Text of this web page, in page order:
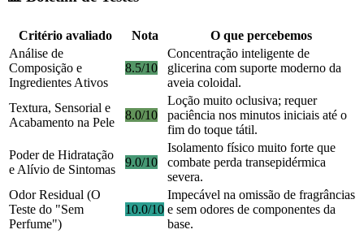
Critério avaliado Nota
O que percebemos
Análise de
Composição e
Ingredientes Ativos
8.5/10
Concentração inteligente de
glicerina com suporte moderno da
aveia coloidal.
Textura, Sensorial e
Acabamento na Pele
8.0/10
Loção muito oclusiva; requer
paciência nos minutos iniciais até o
fim do toque tátil.
Poder de Hidratação
e Alívio de Sintomas
9.0/10
Isolamento físico muito forte que
combate perda transepidérmica
severa.
Odor Residual (O
Teste do "Sem
Perfume")
10.0/10
Impecável na omissão de fragrâncias
e sem odores de componentes da
base.